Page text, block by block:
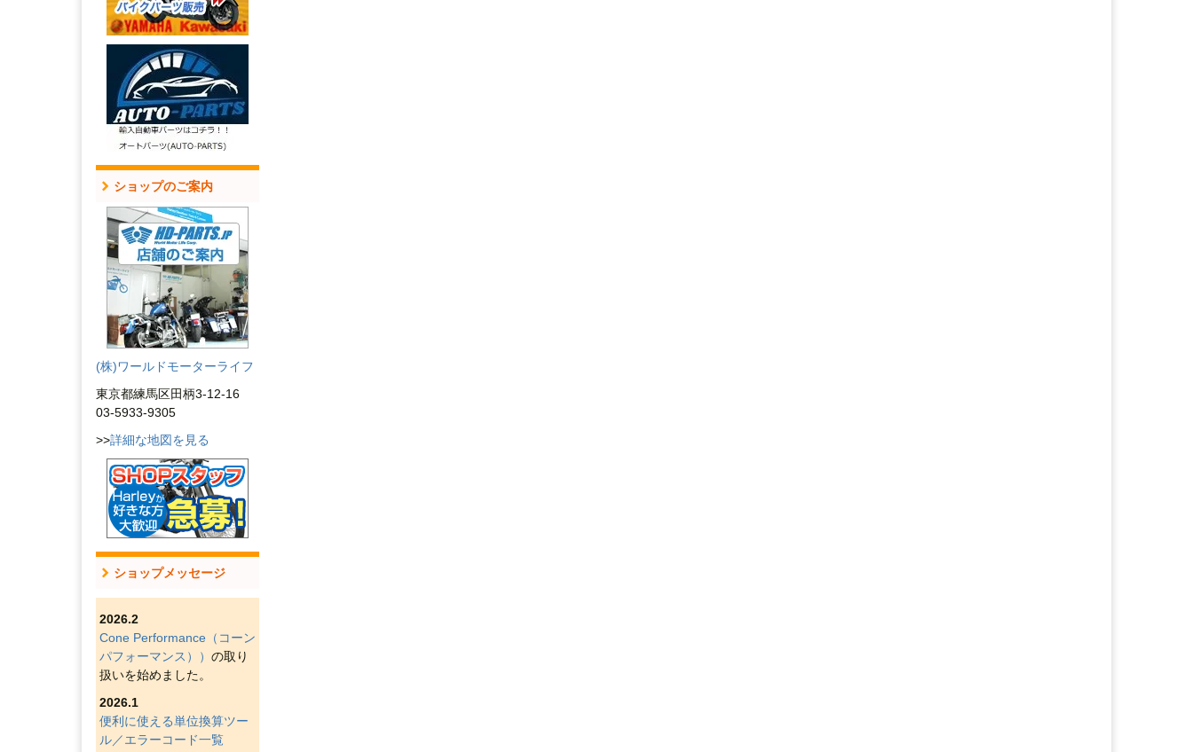
ショップのご案内
(株)ワールドモーターライフ
東京都練馬区田柄3-12-16
03-5933-9305
>>詳細な地図を見る
ショップメッセージ
2026.2
Cone Performance（コーン
パフォーマンス）） の取り
扱いを始めました。
2026.1
便利に使える単位換算ツー
ル／エラーコード一覧